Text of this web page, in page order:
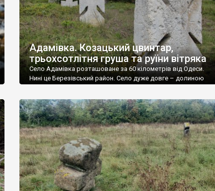
Адамівка. Козацький цвинтар,
трьохсотлітня груша та руїни вітряка
Село Адамівка розташоване за 60 кілометрів від Одеси.
Нині це Березівський район. Село дуже довге – долиною
інформацією 2021 року зареєстровано у селі 272 особи, але
фактично проживає лише 186. Співставивши розміри села і
кількість населення, можна зрозуміти, […]